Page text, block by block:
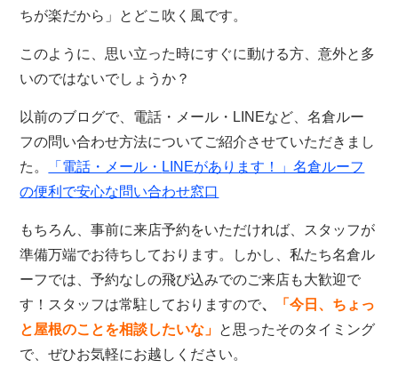
ちが楽だから」とどこ吹く風です。
このように、思い立った時にすぐに動ける方、意外と多
いのではないでしょうか？
以前のブログで、電話・メール・ LINEなど、名倉ルー
フの問い合わせ方法についてご紹介させていただきまし
た。
「電話・メール・ LINEがあります！」名倉ルーフ
の便利で安心な問い合わせ窓口
もちろん、事前に来店予約をいただければ、スタッフが
準備万端でお待ちしております。しかし、私たち名倉ル
ーフでは、予約なしの飛び込みでのご来店も大歓迎で
す！スタッフは常駐しておりますので、
「今日、ちょっ
と屋根のことを相談したいな」 と思ったそのタイミング
で、ぜひお気軽にお越しください。